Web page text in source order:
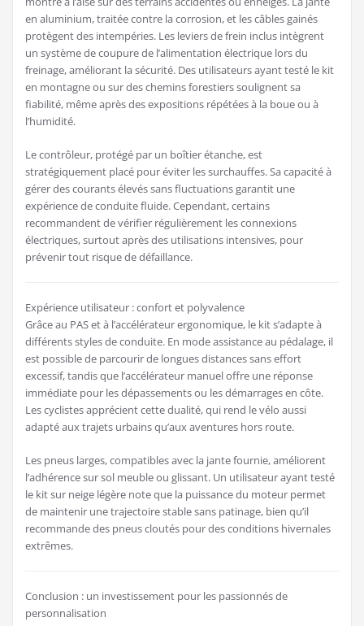
en aluminium, traitée contre la corrosion, et les câbles gainés
protègent des intempéries. Les leviers de frein inclus intègrent
un système de coupure de l’alimentation électrique lors du
freinage, améliorant la sécurité. Des utilisateurs ayant testé le kit
en montagne ou sur des chemins forestiers soulignent sa
fiabilité, même après des expositions répétées à la boue ou à
l’humidité.
Le contrôleur, protégé par un boîtier étanche, est
stratégiquement placé pour éviter les surchauffes. Sa capacité à
gérer des courants élevés sans fluctuations garantit une
expérience de conduite fluide. Cependant, certains
recommandent de vérifier régulièrement les connexions
électriques, surtout après des utilisations intensives, pour
prévenir tout risque de défaillance.
Expérience utilisateur : confort et polyvalence
Grâce au PAS et à l’accélérateur ergonomique, le kit s’adapte à
différents styles de conduite. En mode assistance au pédalage, il
est possible de parcourir de longues distances sans effort
excessif, tandis que l’accélérateur manuel offre une réponse
immédiate pour les dépassements ou les démarrages en côte.
Les cyclistes apprécient cette dualité, qui rend le vélo aussi
adapté aux trajets urbains qu’aux aventures hors route.
Les pneus larges, compatibles avec la jante fournie, améliorent
l’adhérence sur sol meuble ou glissant. Un utilisateur ayant testé
le kit sur neige légère note que la puissance du moteur permet
de maintenir une trajectoire stable sans patinage, bien qu’il
recommande des pneus cloutés pour des conditions hivernales
extrêmes.
Conclusion : un investissement pour les passionnés de
personnalisation